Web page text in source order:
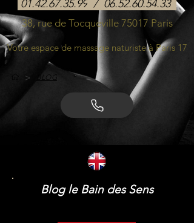
01.42.67.35.99 / 06.52.60.54.33
> BLOG
38, rue de Tocqueville 75017 Paris
Votre espace de massage naturiste à Paris 17
​Blog le Bain des Sens